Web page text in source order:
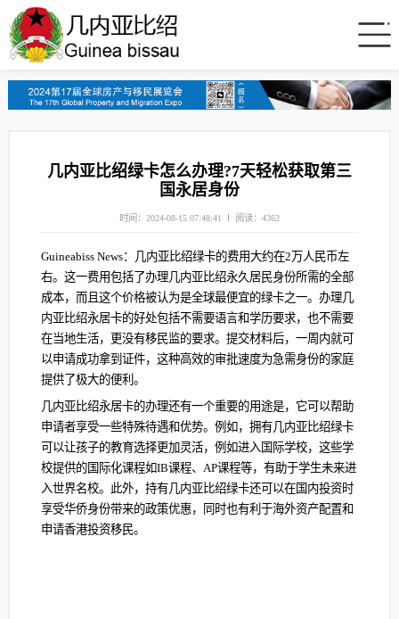
几内亚比绍绿卡怎么办理?7天轻松获取第三
国永居身份
时间：2024-08-15 07:48:41 阅读：4362
Guineabiss News：几内亚比绍绿卡的费用大约在2万人民币左
右。‌这一费用包括了办理几内亚比绍永久居民身份所需的全部
成本，‌而且这个价格被认为是全球最便宜的绿卡之一。‌办理几
内亚比绍永居卡的好处包括不需要语言和学历要求，‌也不需要
在当地生活，‌更没有移民监的要求。‌提交材料后，‌一周内就可
以申请成功拿到证件，‌这种高效的审批速度为急需身份的家庭
提供了极大的便利。‌
几内亚比绍永居卡的办理还有一个重要的用途是，‌它可以帮助
申请者享受一些特殊待遇和优势。‌例如，‌拥有几内亚比绍绿卡
可以让孩子的教育选择更加灵活，‌例如进入国际学校，‌这些学
校提供的国际化课程如IB课程、‌AP课程等，‌有助于学生未来进
入世界名校。‌此外，‌持有几内亚比绍绿卡还可以在国内投资时
享受华侨身份带来的政策优惠，‌同时也有利于海外资产配置和
申请香港投资移民。